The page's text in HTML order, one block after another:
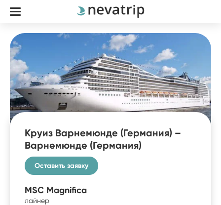
Круиз Варнемюнде (Германия) –
Варнемюнде (Германия)
Оставить заявку
MSC Magnifica
лайнер